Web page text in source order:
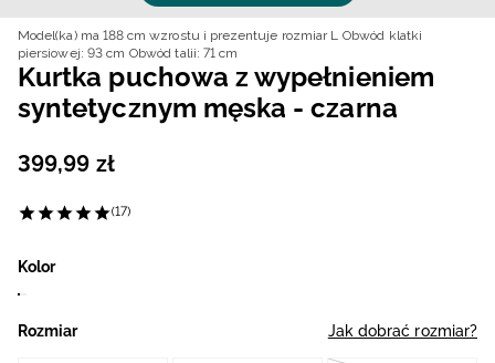
Model(ka) ma 188 cm wzrostu i prezentuje rozmiar L Obwód klatki
piersiowej: 93 cm Obwód talii: 71 cm
Kurtka puchowa z wypełnieniem
syntetycznym męska - czarna
399,99 zł
(17)
Kolor
Rozmiar Jak dobrać rozmiar?